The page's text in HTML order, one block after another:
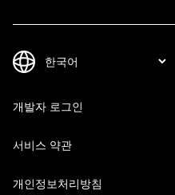
개발자 로그인
서비스 약관
개인정보처리방침